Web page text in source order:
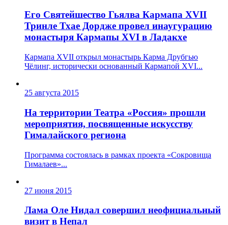
Его Святейшество Гьялва Кармапа XVII
Тринле Тхае Дордже провел инаугурацию
монастыря Кармапы XVI в Ладакхе
Кармапа XVII открыл монастырь Карма Друбгью
Чёлинг, исторически основанный Кармапой XVI...
25 августа 2015
На территории Театра «Россия» прошли
мероприятия, посвященные искусству
Гималайского региона
Программа состоялась в рамках проекта «Сокровища
Гималаев»...
27 июня 2015
Лама Оле Нидал совершил неофициальный
визит в Непал